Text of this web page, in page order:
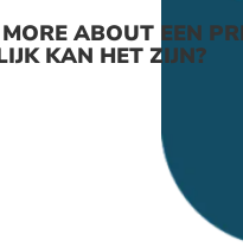
ABOUT EEN
KAN HET ZIJN?